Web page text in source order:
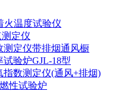
火温度试验仪
定仪
测定仪带排烟通风橱
验炉GJL-18型
数测定仪(通风+排烟)
性试验炉